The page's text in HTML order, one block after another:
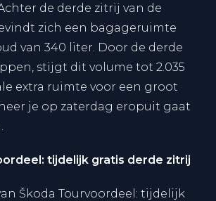
de derde zitrij van de
zich een bagageruimte
van 340 liter. Door de derde
stijgt dit volume tot 2.035
extra ruimte voor een groot
je op zaterdag eropuit gaat
tijdelijk gratis derde zitrij
Škoda Tourvoordeel: tijdelijk